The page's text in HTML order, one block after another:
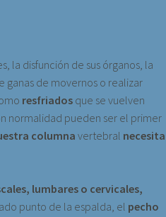
la disfunción de sus órganos, la
de movernos o realizar
resfriados que se vuelven
normalidad pueden ser el primer
columna vertebral necesita
lumbares o cervicales,
punto de la espalda, el pecho